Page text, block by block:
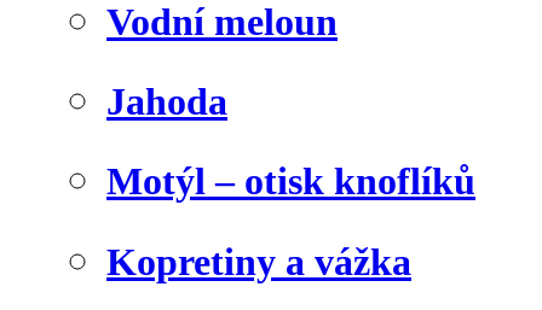
Vodní meloun
Jahoda
Motýl – otisk knoflíků
Kopretiny a vážka